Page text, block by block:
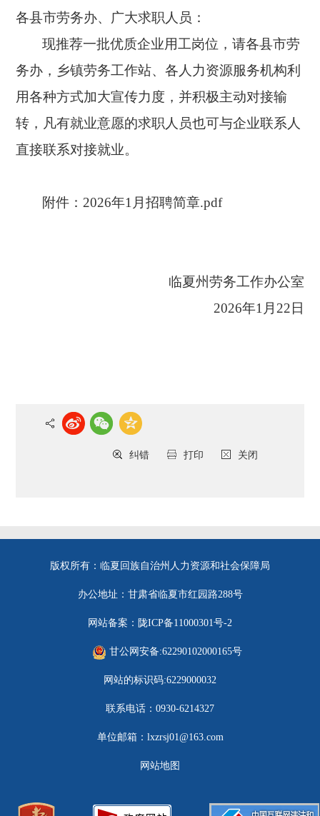
各县市劳务办、广大求职人员：
现推荐一批优质企业用工岗位，请各县市劳
务办，乡镇劳务工作站、各人力资源服务机构利
用各种方式加大宣传力度，并积极主动对接输
转，凡有就业意愿的求职人员也可与企业联系人
直接联系对接就业。
附件： 2026年1月招聘简章.pdf
临夏州劳务工作办公室
2026年1月22日
关闭
打印
纠错
版权所有：临夏回族自治州人力资源和社会保障局
办公地址：甘肃省临夏市红园路288号
网站备案：陇ICP备11000301号-2
甘公网安备:62290102000165号
网站的标识码:6229000032
联系电话：0930-6214327
单位邮箱：lxzrsj01@163.com
网站地图